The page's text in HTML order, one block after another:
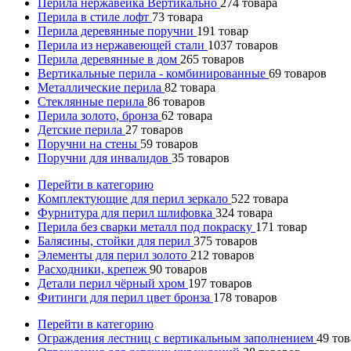
Перила нержавейка Вертикально 274 товара
Перила в стиле лофт 73 товара
Перила деревянные поручни 191 товар
Перила из нержавеющей стали 1037 товаров
Перила деревянные в дом 265 товаров
Вертикальные перила - комбинированные 69 товаров
Металлические перила 82 товара
Стеклянные перила 86 товаров
Перила золото, бронза 62 товара
Детские перила 27 товаров
Поручни на стены 59 товаров
Поручни для инвалидов 35 товаров
Перейти в категорию
Комплектующие для перил зеркало 522 товара
Фурнитура для перил шлифовка 324 товара
Перила без сварки металл под покраску 171 товар
Балясины, стойки для перил 375 товаров
Элементы для перил золото 212 товаров
Расходники, крепеж 90 товаров
Детали перил чёрный хром 197 товаров
Фитинги для перил цвет бронза 178 товаров
Перейти в категорию
Ограждения лестниц с вертикальным заполнением 49